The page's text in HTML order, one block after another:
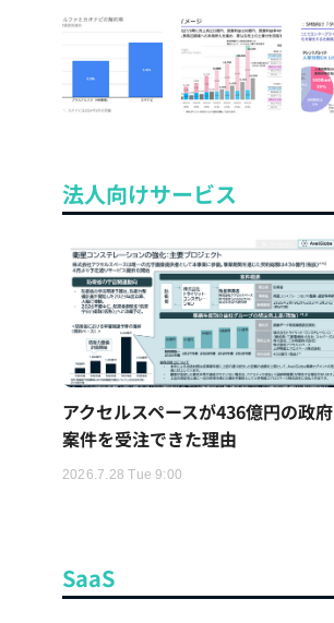
法人向けサービス
アクセルスペースが436億円の政府
案件を受注できた理由
2026.7.28 Tue 9:00
SaaS